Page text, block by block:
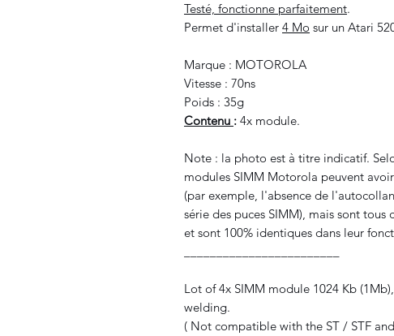
Testé, fonctionne parfaitement.
Permet d'installer 4 Mo sur un Atari
Marque : MOTOROLA
Vitesse : 70ns
Poids : 35g
Contenu : 4x module.
Note : la photo est à titre indicatif.
modules SIMM Motorola peuvent
(par exemple, l'absence de
série des puces SIMM), mais sont
et sont 100% identiques dans leur
Lot of 4x SIMM module 1024 Kb
welding.
( Not compatible with the ST / STF